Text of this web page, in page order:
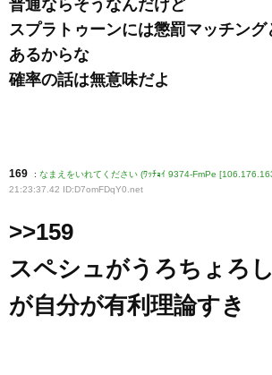
普通ならそうなんだけど
スプラトゥーンには懲罰マッチン
あるからな
確率の話は無意味だよ
169 : なまえをいれてください (ﾜｯﾁｮｲ 9374-FmPe
21:23:37.42 ID:D7omFDqY0 .net
>>159
スペシュがうろちょろ
が自分が有利理論すき